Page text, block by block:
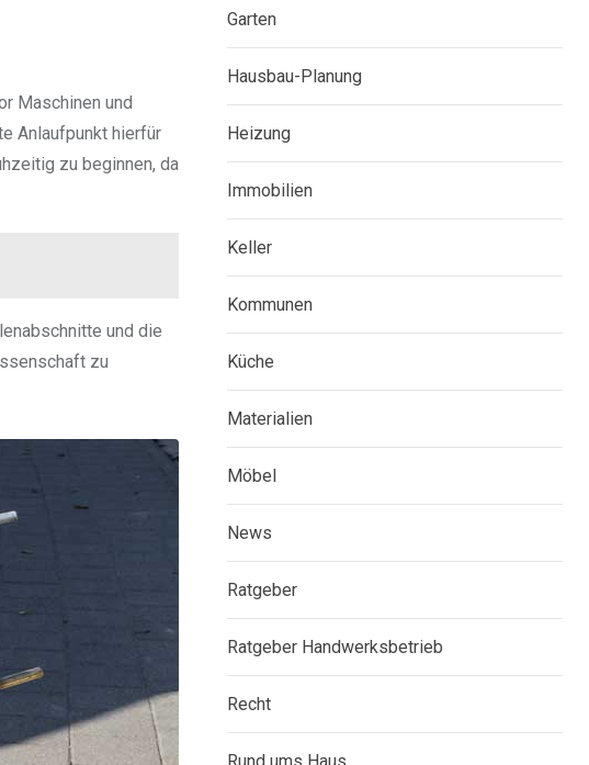
Maschinen und
Anlaufpunkt hierfür
zu beginnen, da
und die
zu
Garten
Hausbau-Planung
Heizung
Immobilien
Keller
Kommunen
Küche
Materialien
Möbel
News
Ratgeber
Ratgeber Handwerksbetrieb
Recht